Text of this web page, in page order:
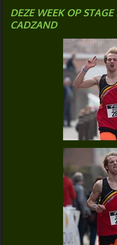
DEZE WEEK OP
CADZAND